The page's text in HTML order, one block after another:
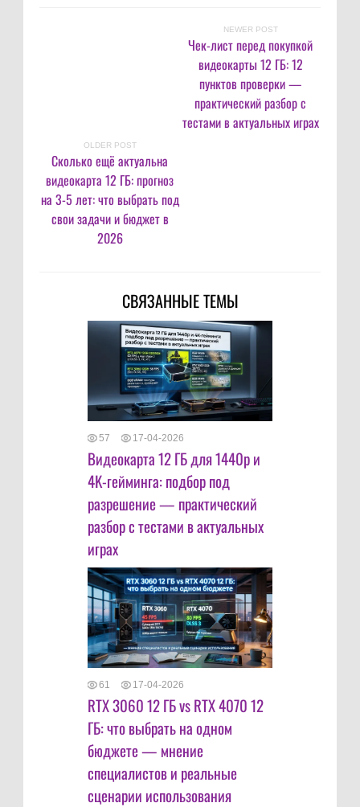
NEWER POST
Чек-лист перед покупкой
видеокарты 12 ГБ: 12
пунктов проверки —
практический разбор с
тестами в актуальных играх
OLDER POST
Сколько ещё актуальна
видеокарта 12 ГБ: прогноз
на 3-5 лет: что выбрать под
свои задачи и бюджет в
2026
СВЯЗАННЫЕ ТЕМЫ
57 17-04-2026
Видеокарта 12 ГБ для 1440p и
4K-гейминга: подбор под
разрешение — практический
разбор с тестами в актуальных
играх
61 17-04-2026
RTX 3060 12 ГБ vs RTX 4070 12
ГБ: что выбрать на одном
бюджете — мнение
специалистов и реальные
сценарии использования